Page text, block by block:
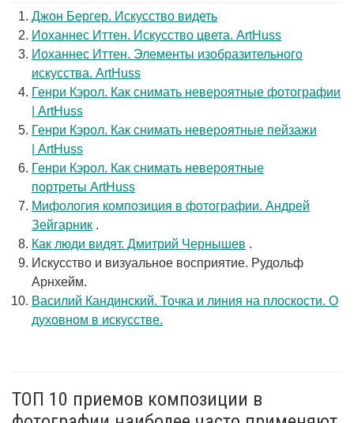
Джон Бергер. Искусство видеть
Иоханнес Иттен. Искусство цвета. ArtHuss
Иоханнес Иттен. Элементы изобразительного
искусства. ArtHuss
Генри Кэрол. Как снимать невероятные фотографии
| ArtHuss
Генри Кэрол. Как снимать невероятные пейзажи
| ArtHuss
Генри Кэрол. Как снимать невероятные
портреты ArtHuss
Мифология композиция в фотографии. Андрей
Зейгарник .
Как люди видят. Дмитрий Чернышев .
Искусство и визуальное восприятие. Рудольф
Арнхейм.
Василий Кандинский. Точка и линия на плоскости. О
духовном в искусстве.
ТОП 10 приемов композиции в